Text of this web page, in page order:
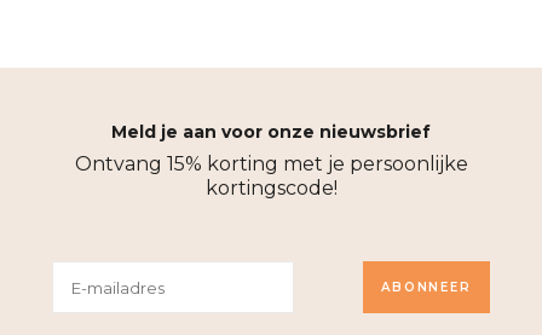
Meld je aan voor onze nieuwsbrief
Ontvang 15% korting met je persoonlijke
kortingscode!
ABONNEER